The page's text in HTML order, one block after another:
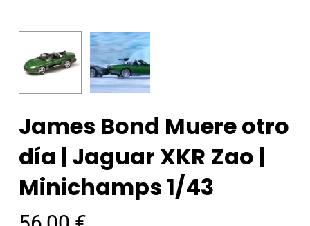
James Bond Muere otro
día | Jaguar XKR Zao |
Minichamps 1/43